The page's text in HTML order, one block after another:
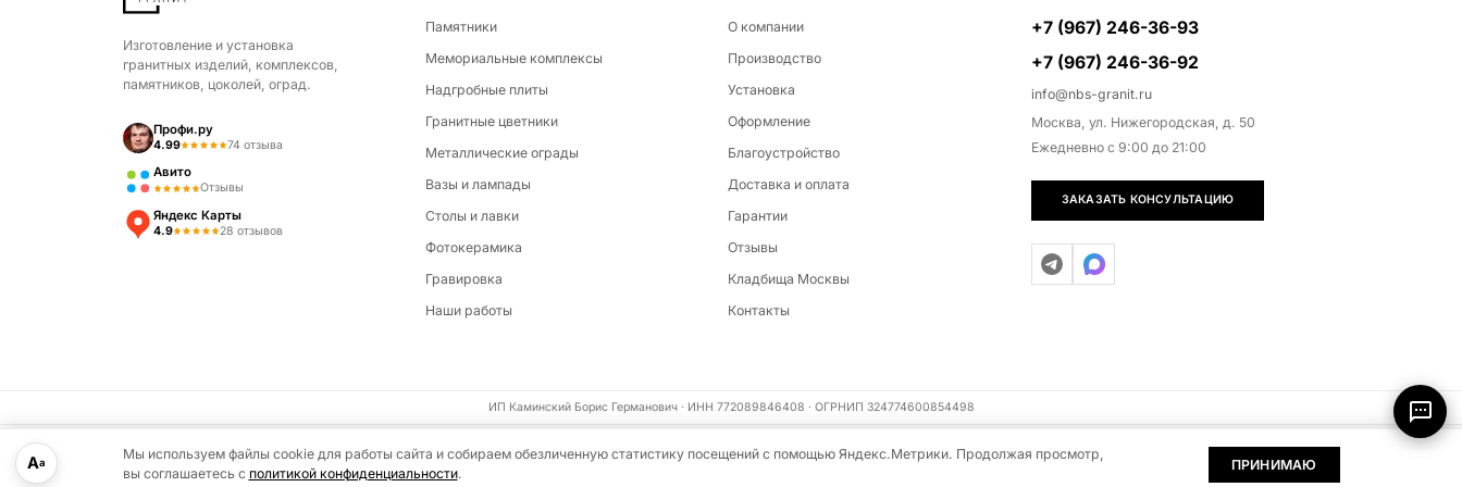
По запросу
Изготовление и установка
гранитных изделий, комплексов,
памятников, цоколей, оград.
Профи.ру
4.99 74 отзыва
Авито
Отзывы
Яндекс Карты
4.9 28 отзывов
Памятники
Мемориальные комплексы
Надгробные плиты
Гранитные цветники
Металлические ограды
Вазы и лампады
Столы и лавки
Фотокерамика
Гравировка
Наши работы
О компании
Производство
Установка
Оформление
Благоустройство
Доставка и оплата
Гарантии
Отзывы
Кладбища Москвы
Контакты
+7 (967) 246-36-93
+7 (967) 246-36-92
info@nbs-granit.ru
Москва, ул. Нижегородская, д. 50
Ежедневно с 9:00 до 21:00
ЗАКАЗАТЬ КОНСУЛЬТАЦИЮ
ИП Каминский Борис Германович · ИНН 772089846408 · ОГРНИП 324774600854498
© 2026 НБС Гранит. Все права защищены. Политика конфиденциальностиПользовательское соглашениеКарта сайта Информация на сайте не является публичной офертой (ст. 437 ГК РФ)
Мы используем файлы cookie для работы сайта и собираем обезличенную статистику посещений с помощью Яндекс.Метрики. Продолжая просмотр,
вы соглашаетесь с политикой конфиденциальности.
ПРИНИМАЮ
Аа